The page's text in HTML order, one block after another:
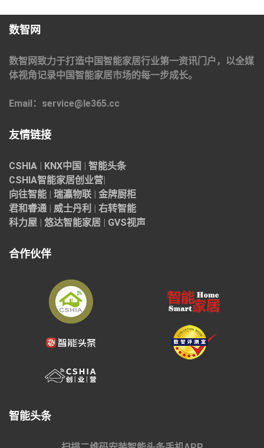
数智网
数智网致力于打造中国智能家居行业第一资讯门户，以全媒
体视角记录中国智能家居市场的每一步成长。
Email：service@le365.cc
友情链接
CSHIA KNX中国
智能头条
CSHIA智能家居创业营
向往智能
瑞瀛物联
金牌厨柜
君和睿通
威士丹利
右转智能
科力屋
悠达智能家居 GVS视声
合作伙伴
智能头条